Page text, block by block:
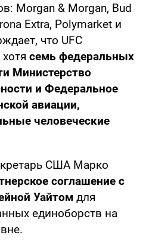
Morgan & Morgan, Bud
Extra, Polymarket и
что UFC
семь федеральных
Министерство
и Федеральное
авиации,
человеческие
США Марко
соглашение с
Уайтом для
единоборств на